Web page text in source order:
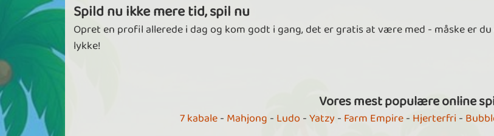
Spild nu ikke mere tid, spil nu
Opret en profil allerede i dag og kom godt i gang, det er gratis at være med - måske er
lykke!
Vores mest populære online
7 kabale- Mahjong - Ludo -Yatzy- Farm Empire- Hjerterfri -